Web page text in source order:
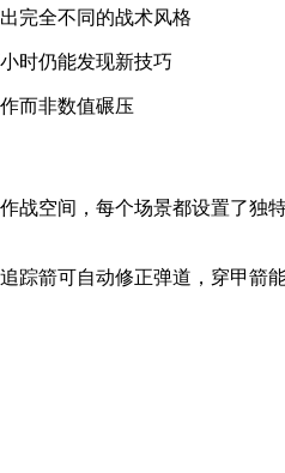
完全不同的战术风格
时仍能发现新技巧
而非数值碾压
战空间，每个场景都设置了
踪箭可自动修正弹道，穿甲